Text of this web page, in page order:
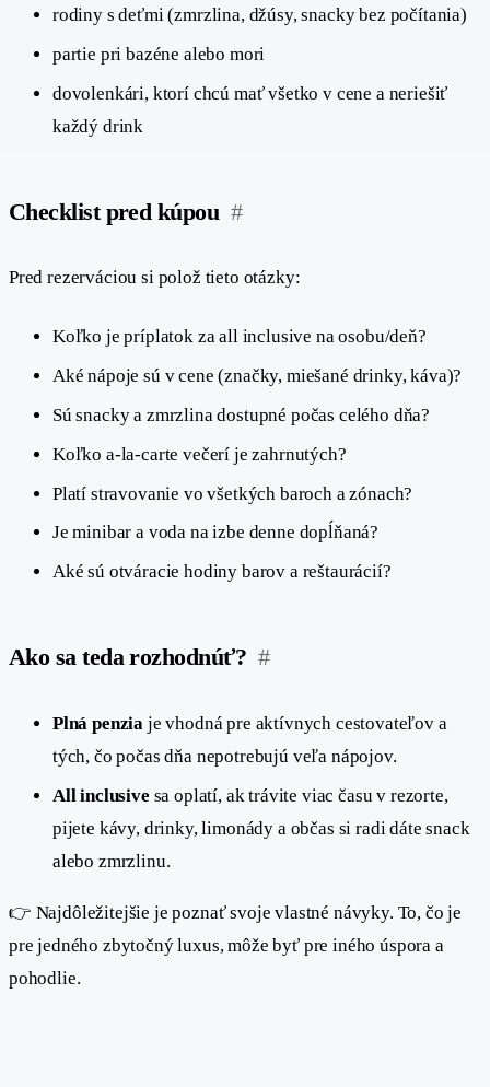
rodiny s deťmi (zmrzlina, džúsy, snacky bez počítania)
partie pri bazéne alebo mori
dovolenkári, ktorí chcú mať všetko v cene a neriešiť
každý drink
Checklist pred kúpou #
Pred rezerváciou si polož tieto otázky:
Koľko je príplatok za all inclusive na osobu/deň?
Aké nápoje sú v cene (značky, miešané drinky, káva)?
Sú snacky a zmrzlina dostupné počas celého dňa?
Koľko a-la-carte večerí je zahrnutých?
Platí stravovanie vo všetkých baroch a zónach?
Je minibar a voda na izbe denne dopĺňaná?
Aké sú otváracie hodiny barov a reštaurácií?
Ako sa teda rozhodnúť? #
Plná penzia je vhodná pre aktívnych cestovateľov a
tých, čo počas dňa nepotrebujú veľa nápojov.
All inclusive sa oplatí, ak trávite viac času v rezorte,
pijete kávy, drinky, limonády a občas si radi dáte snack
alebo zmrzlinu.
👉 Najdôležitejšie je poznať svoje vlastné návyky. To, čo je
pre jedného zbytočný luxus, môže byť pre iného úspora a
pohodlie.